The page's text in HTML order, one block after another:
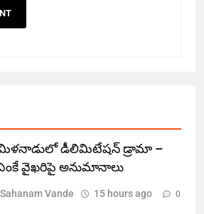
డీలిమిటేషన్ డ్రామా –
వైఖరిపై అనుమానాలు
Sahanam Vande 15 hours ago 0